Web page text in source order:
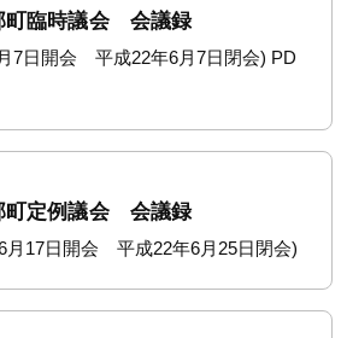
町臨時議会 会議録
7日開会 平成22年6月7日閉会) PD
町定例議会 会議録
6月17日開会 平成22年6月25日閉会)